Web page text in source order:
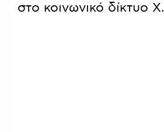
στο κοινωνικό δίκτυο Χ.